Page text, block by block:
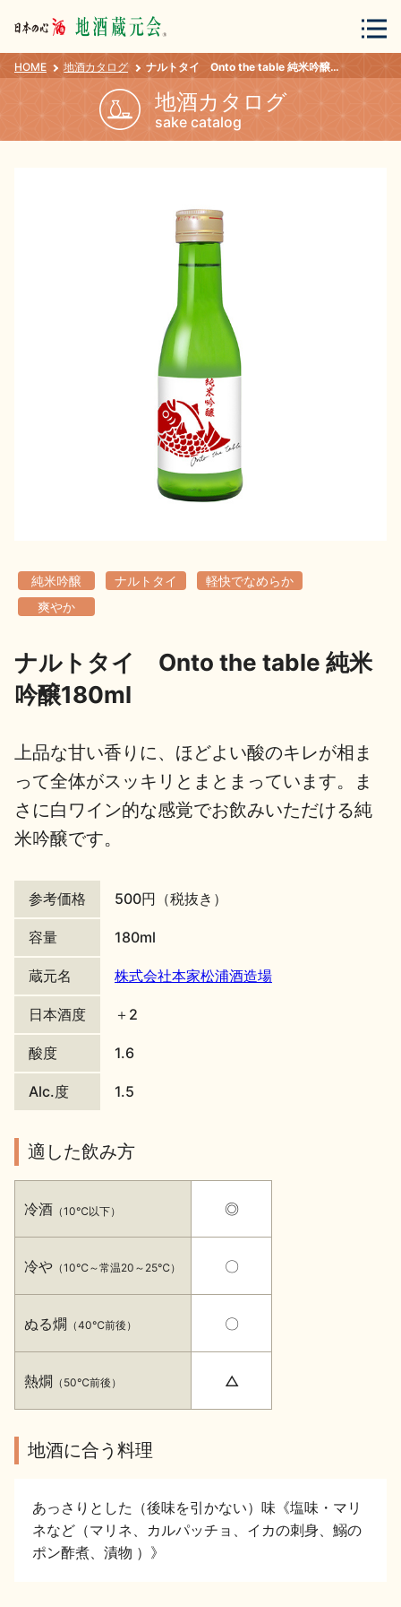
会員登録 ログイン
地酒カタログ
地酒解体新書
歳時記
地酒川柳
日本酒の楽しみ方特集
地酒・イベント情報
イベント情報TOP 新商品・おすすめ商品
地酒蔵元会WEB展示会 地酒蔵元会利酒会
HOME 地酒カタログ ナルトタイ Onto the table 純米吟醸180ml
地酒カタログ
sake catalog
純米吟醸 ナルトタイ
軽快でなめらか
爽やか
ナルトタイ Onto the table 純米
吟醸180ml
上品な甘い香りに、ほどよい酸のキレが相ま
って全体がスッキリとまとまっています。ま
さに白ワイン的な感覚でお飲みいただける純
米吟醸です。
参考価格 500円（税抜き）
容量 180ml
蔵元名 株式会社本家松浦酒造場
日本酒度 ＋2
酸度 1.6
Alc.度 1.5
適した飲み方
冷酒 （10℃以下）
冷や （10℃～常温20～25℃）
ぬる燗 （40℃前後）
熱燗 （50℃前後）
◎
〇
〇
△
地酒に合う料理
あっさりとした（後味を引かない）味《塩味・マリ
ネなど（マリネ、カルパッチョ、イカの刺身、鰯の
ポン酢煮、漬物 ）》